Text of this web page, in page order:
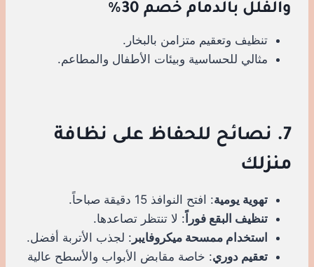
والفلل بالدمام خصم 30%
تنظيف وتعقيم متزامن بالبخار.
مثالي للحساسية وبيئات الأطفال والمطاعم.
7. نصائح للحفاظ على نظافة
منزلك
تهوية يومية: افتح النوافذ 15 دقيقة صباحاً.
تنظيف البقع فوراً: لا تنتظر تصاعدها.
استخدام ممسحة ميكروفايبر : لجذب الأتربة أفضل.
تعقيم دوري: خاصة مقابض الأبواب والأسطح عالية